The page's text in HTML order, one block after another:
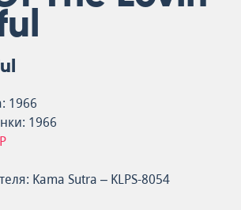
1966
1966
Kama Sutra – KLPS-8054